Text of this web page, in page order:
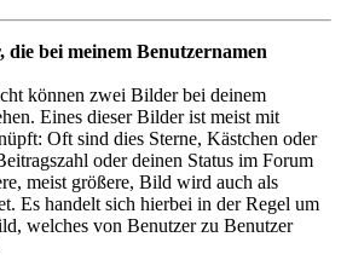
die bei meinem Benutzernamen
können zwei Bilder bei deinem
Eines dieser Bilder ist meist mit
Oft sind dies Sterne, Kästchen oder
oder deinen Status im Forum
meist größere, Bild wird auch als
Es handelt sich hierbei in der Regel um
welches von Benutzer zu Benutzer